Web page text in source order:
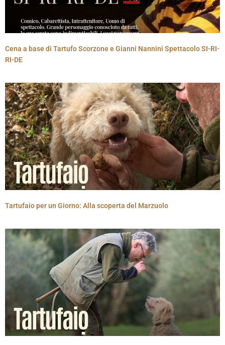
Cena a base di Tartufo Scorzone e Gianni Nannini Spettacolo SI-RI-
RI-DE
Tartufaio per un Giorno: Alla scoperta del Marzuolo